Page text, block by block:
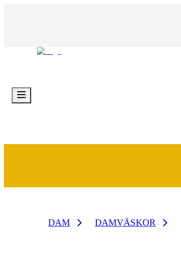
DAM DAMVÄSKOR